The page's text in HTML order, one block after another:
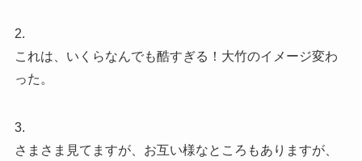
2.
これは、いくらなんでも酷すぎる！大竹のイメージ変わ
った。
3.
さまさま見てますが、お互い様なところもありますが、